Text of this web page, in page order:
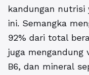
kandungan nutrisi
ini. Semangka
92% dari total
juga mengandung
B6, dan mineral